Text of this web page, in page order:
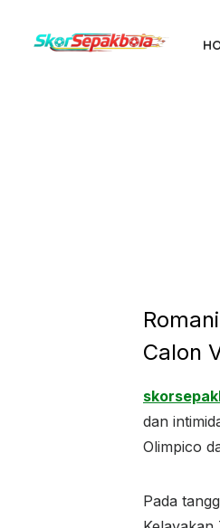
Calon
dan
Olimpico
Pada